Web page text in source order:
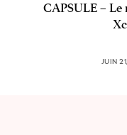
CAPSULE –
JUIN